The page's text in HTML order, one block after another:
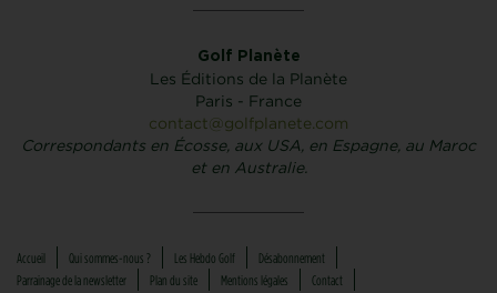
Golf Planète
Les Éditions de la Planète
Paris - France
contact@golfplanete.com
Correspondants en Écosse, aux USA, en Espagne, au Maroc
et en Australie.
Accueil Qui sommes-nous ? Les Hebdo Golf
Désabonnement
Parrainage de la newsletter
Plan du site Mentions légales Contact